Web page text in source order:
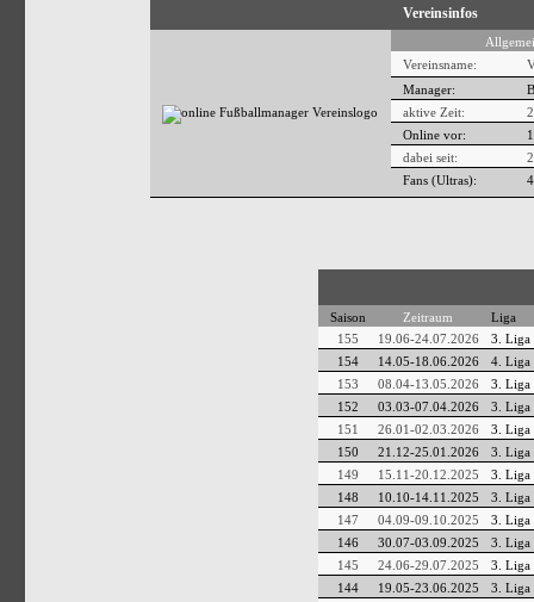
Vereinsinfos
Vereinsname:
Manager:
aktive Zeit:
Online vor:
dabei seit:
Fans (Ultras):
Saison Zeitraum
Liga
155
19.06-24.07.2026
3. Liga
154
14.05-18.06.2026
4. Liga
153
08.04-13.05.2026
3. Liga
152
03.03-07.04.2026
3. Liga
151
26.01-02.03.2026
3. Liga
150
21.12-25.01.2026
3. Liga
149
15.11-20.12.2025
3. Liga
148
10.10-14.11.2025
3. Liga
147
04.09-09.10.2025
3. Liga
146
30.07-03.09.2025
3. Liga
145
24.06-29.07.2025
3. Liga
144
19.05-23.06.2025
3. Liga